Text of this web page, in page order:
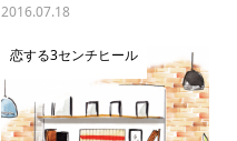
2016.07.18
恋する3センチヒール